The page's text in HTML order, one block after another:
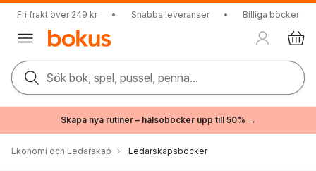
Fri frakt över 249 kr • Snabba leveranser • Billiga böcker
Sök bok, spel, pussel, penna...
Skapa nya rutiner – hälsoböcker upp till 50% →
Ekonomi och Ledarskap Ledarskapsböcker